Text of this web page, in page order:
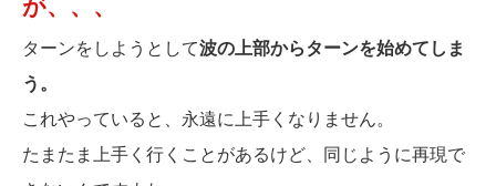
が、、、
ターンをしようとして波の上部からターンを始めてしま
う。
これやっていると、永遠に上手くなりません。
たまたま上手く行くことがあるけど、同じように再現で